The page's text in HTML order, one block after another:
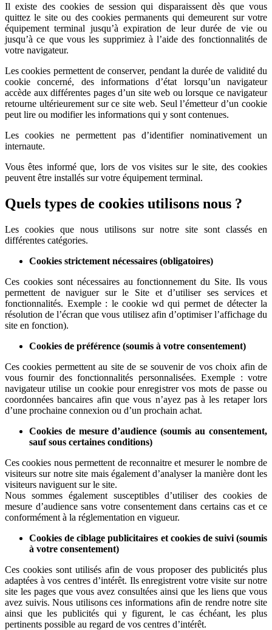
Il existe des cookies de session qui disparaissent dès que vous
quittez le site ou des cookies permanents qui demeurent sur votre
équipement terminal jusqu’à expiration de leur durée de vie ou
jusqu’à ce que vous les supprimiez à l’aide des fonctionnalités de
votre navigateur.
Les cookies permettent de conserver, pendant la durée de validité du
cookie concerné, des informations d’état lorsqu’un navigateur
accède aux différentes pages d’un site web ou lorsque ce navigateur
retourne ultérieurement sur ce site web. Seul l’émetteur d’un cookie
peut lire ou modifier les informations qui y sont contenues.
Les cookies ne permettent pas d’identifier nominativement un
internaute.
Vous êtes informé que, lors de vos visites sur le site, des cookies
peuvent être installés sur votre équipement terminal.
Quels types de cookies utilisons nous ?
Les cookies que nous utilisons sur notre site sont classés en
différentes catégories.
Cookies strictement nécessaires (obligatoires)
Ces cookies sont nécessaires au fonctionnement du Site. Ils vous
permettent de naviguer sur le Site et d’utiliser ses services et
fonctionnalités. Exemple : le cookie wd qui permet de détecter la
résolution de l’écran que vous utilisez afin d’optimiser l’affichage du
site en fonction).
Cookies de préférence (soumis à votre consentement)
Ces cookies permettent au site de se souvenir de vos choix afin de
vous fournir des fonctionnalités personnalisées. Exemple : votre
navigateur utilise un cookie pour enregistrer vos mots de passe ou
coordonnées bancaires afin que vous n’ayez pas à les retaper lors
d’une prochaine connexion ou d’un prochain achat.
Cookies de mesure d’audience (soumis au consentement,
sauf sous certaines conditions)
Ces cookies nous permettent de reconnaitre et mesurer le nombre de
visiteurs sur notre site mais également d’analyser la manière dont les
visiteurs naviguent sur le site.
Nous sommes également susceptibles d’utiliser des cookies de
mesure d’audience sans votre consentement dans certains cas et ce
conformément à la réglementation en vigueur.
Cookies de ciblage publicitaires et cookies de suivi (soumis
à votre consentement)
Ces cookies sont utilisés afin de vous proposer des publicités plus
adaptées à vos centres d’intérêt. Ils enregistrent votre visite sur notre
site les pages que vous avez consultées ainsi que les liens que vous
avez suivis. Nous utilisons ces informations afin de rendre notre site
ainsi que les publicités qui y figurent, le cas échéant, les plus
pertinents possible au regard de vos centres d’intérêt.